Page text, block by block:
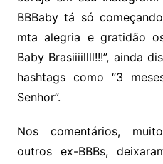
BBBaby tá só
mta alegria e gratidão
Baby Brasiiiillll!!!”, ainda
hashtags como “3
Senhor”.
Nos comentários,
outros ex-BBBs,